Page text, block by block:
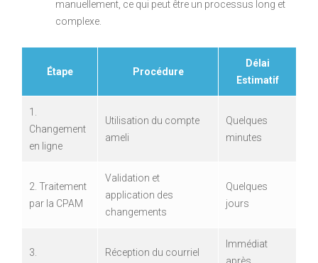
manuellement, ce qui peut être un processus long et
complexe.
Étape Procédure
Délai
Estimatif
1.
Changement
en ligne
Utilisation du compte
ameli
Quelques
minutes
2. Traitement
par la CPAM
Validation et
application des
changements
Quelques
jours
3.
Réception du courriel
Immédiat